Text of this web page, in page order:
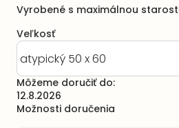
Veľkosť
Môžeme doručiť do:
12.8.2026
Možnosti doručenia
Vyrobené s maximálnou